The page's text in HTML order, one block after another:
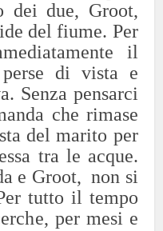
dei due, Groot,
del fiume. Per
il
di vista e
Senza pensarci
che rimase
del marito per
tra le acque.
e Groot, non si
tutto il tempo
per mesi e